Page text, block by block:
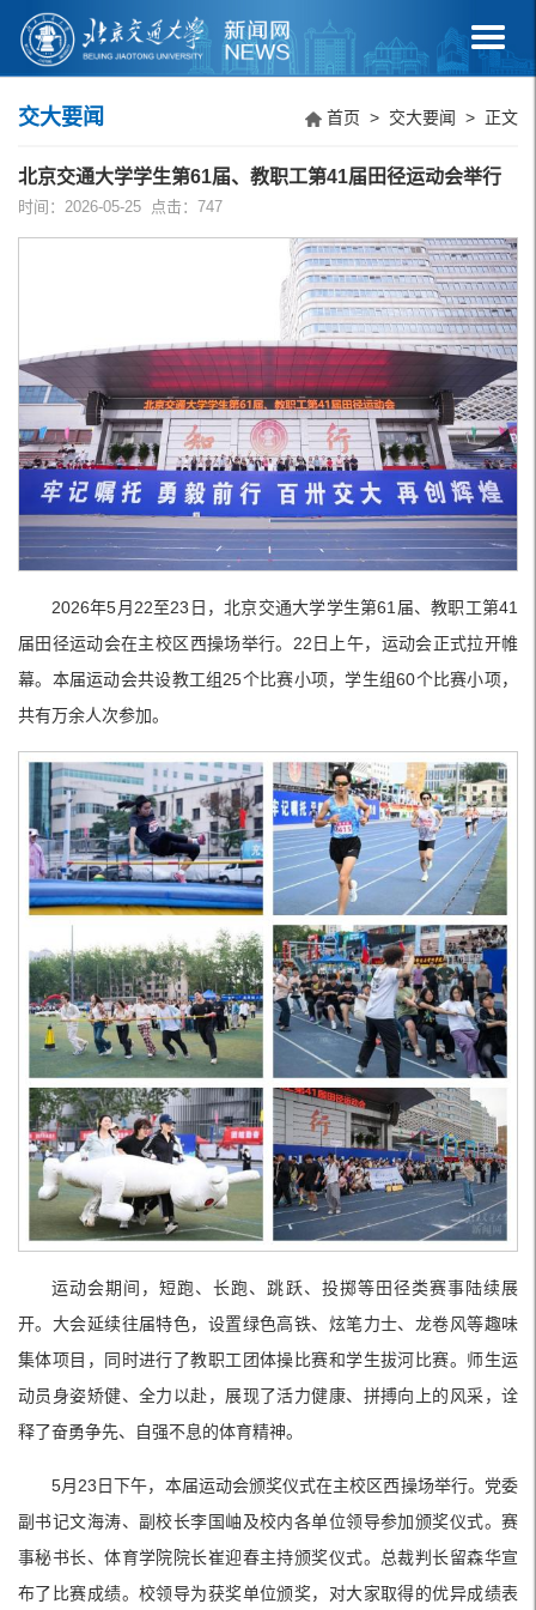
交大要闻 首页 > 交大要闻 > 正文
北京交通大学学生第61届、教职工第41届田径运动会举行
时间：2026-05-25 点击： 747
2026年5月22至23日，北京交通大学学生第61届、教职工第41
届田径运动会在主校区西操场举行。22日上午，运动会正式拉开帷
幕。本届运动会共设教工组25个比赛小项，学生组60个比赛小项，
共有万余人次参加。
运动会期间，短跑、长跑、跳跃、投掷等田径类赛事陆续展
开。大会延续往届特色，设置绿色高铁、炫笔力士、龙卷风等趣味
集体项目，同时进行了教职工团体操比赛和学生拔河比赛。师生运
动员身姿矫健、全力以赴，展现了活力健康、拼搏向上的风采，诠
释了奋勇争先、自强不息的体育精神。
5月23日下午，本届运动会颁奖仪式在主校区西操场举行。党委
副书记文海涛、副校长李国岫及校内各单位领导参加颁奖仪式。赛
事秘书长、体育学院院长崔迎春主持颁奖仪式。总裁判长留森华宣
布了比赛成绩。校领导为获奖单位颁奖，对大家取得的优异成绩表